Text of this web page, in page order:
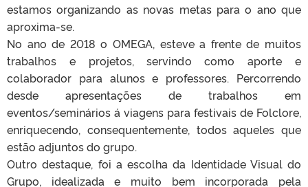
estamos organizando as novas metas para o ano que
aproxima-se.
No ano de 2018 o OMEGA, esteve a frente de muitos
trabalhos e projetos, servindo como aporte e
colaborador para alunos e professores. Percorrendo
desde apresentações de trabalhos em
eventos/seminários á viagens para festivais de Folclore,
enriquecendo, consequentemente, todos aqueles que
estão adjuntos do grupo.
Outro destaque, foi a escolha da Identidade Visual do
Grupo, idealizada e muito bem incorporada pela